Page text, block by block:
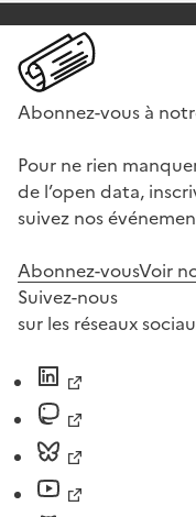
Abonnez-vous à
Pour ne rien
de l’open data,
suivez nos
Abonnez-vousVoir
Suivez-nous
sur les réseaux